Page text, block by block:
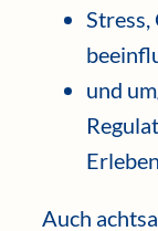
Stress,
und
Erleben
Auch